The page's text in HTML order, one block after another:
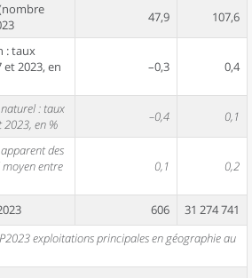
47,9 107,6
: taux
2023, en
–0,3 0,4
: taux
en %
–0,4 0,1
des
entre
0,1 0,2
606
31 274 741
exploitations principales en géographie au